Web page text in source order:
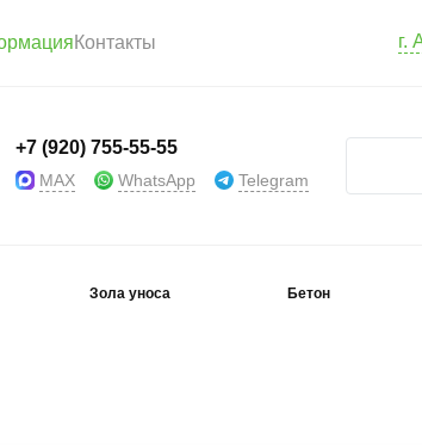
Контакты г.
+7 (920) 755-55-55
MAX WhatsApp Telegram
Зола уноса Бетон